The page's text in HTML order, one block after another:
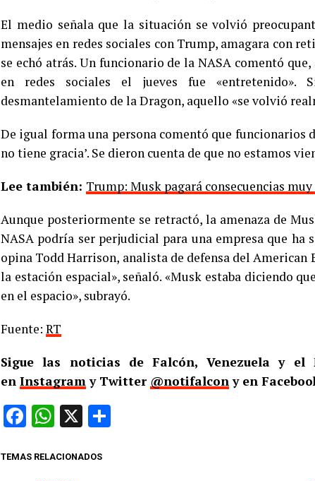
El medio señala que la situación se volvió
mensajes en redes sociales con Trump, amagara con
se echó atrás. Un funcionario de la NASA comentó
en redes sociales el jueves fue
desmantelamiento de la Dragon, aquello «se volvió
De igual forma una persona comentó que funcionarios
no tiene gracia’. Se dieron cuenta de que no estamos
Lee también: Trump: Musk pagará consecuencias
Aunque posteriormente se retractó, la amenaza de
NASA podría ser perjudicial para una empresa que ha
opina Todd Harrison, analista de defensa del
la estación espacial», señaló. «Musk estaba diciendo
en el espacio», subrayó.
Fuente: RT
Sigue las noticias de Falcón, Venezuela y
en Instagramy Twitter @notifalcony en
Facebook
WhatsApp
X
TEMAS RELACIONADOS